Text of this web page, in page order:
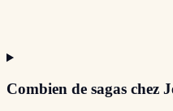
Combien de sagas chez